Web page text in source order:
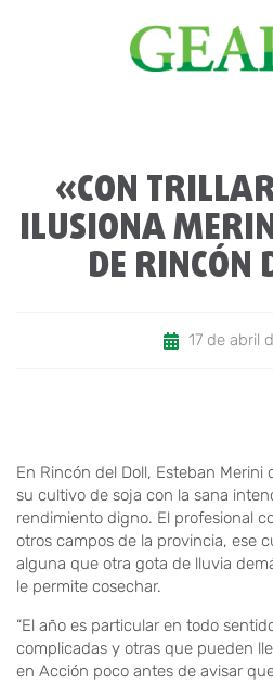
«CON
ILUSIONA
DE RINCÓN
17 de abril
En Rincón del Doll, Esteban Merini
su cultivo de soja con la sana
rendimiento digno. El profesional
otros campos de la provincia, ese
alguna que otra gota de lluvia
le permite cosechar.
“El año es particular en todo
complicadas y otras que pueden
en Acción poco antes de avisar